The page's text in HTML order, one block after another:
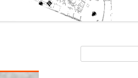
MEDIA ART RUTH ABELLÁN